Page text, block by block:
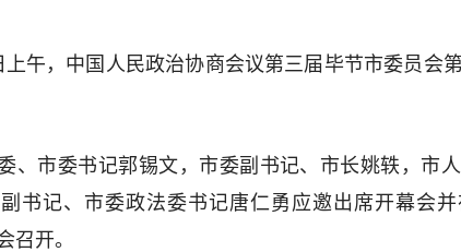
上午，中国人民政治协商会议第三届毕节市委员会
、市委书记郭锡文，市委副书记、市长姚轶，市
书记、市委政法委书记唐仁勇应邀出席开幕会
召开。